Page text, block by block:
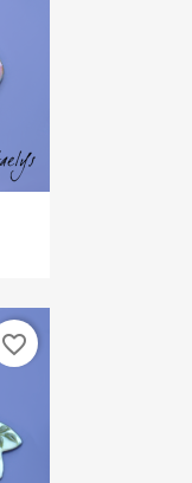
favorite_border